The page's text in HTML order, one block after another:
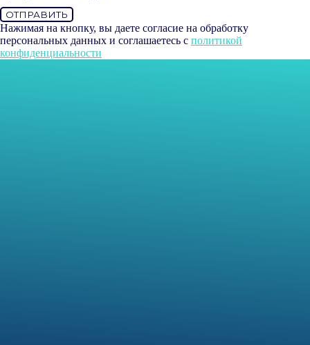
ОТПРАВИТЬ
Нажимая на кнопку, вы даете согласие на обработку
персональных данных и соглашаетесь c политикой
конфиденциальности